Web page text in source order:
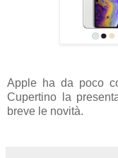
Apple ha da poco
Cupertino la
breve le novità.